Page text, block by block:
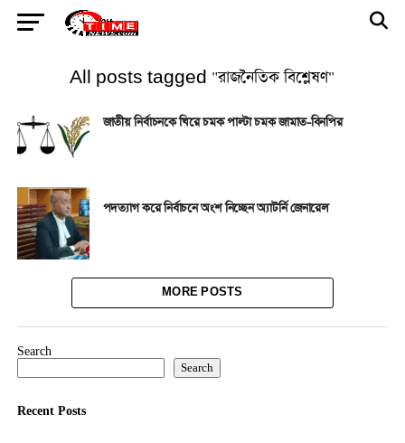
All posts tagged "রাজনৈতিক বিশ্লেষণ"
জাতীয় নির্বাচনকে ঘিরে চমক পাল্টা চমক জামাত-বিনপির
পদত্যাগ করে নির্বাচনে অংশ নিচ্ছেন অ্যাটর্নি জেনারেল
MORE POSTS
Search
Search
Recent Posts